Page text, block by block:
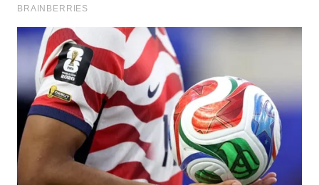
WN
SULSEL
WN
GORONTALO
WN
SULUT